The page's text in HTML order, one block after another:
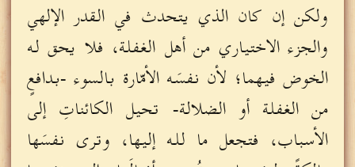
ولكن إن كان الذي يتحدث في القدر الإلهي
والجزء الاختياري من أهل الغفلة، فلا يحق له
الخوض فيهما؛ لأن نفسَه الأمّارة بالسوء -بدافعٍ
من الغفلة أو الضلالة- تحيل الكائناتِ إلى
الأسباب، فتجعل ما لله إليها، وترى نفسَها